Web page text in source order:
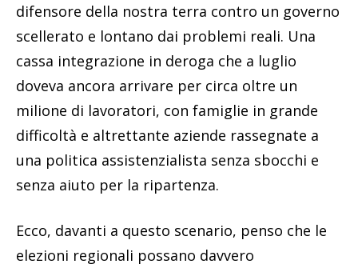
difensore della nostra terra contro un governo
scellerato e lontano dai problemi reali. Una
cassa integrazione in deroga che a luglio
doveva ancora arrivare per circa oltre un
milione di lavoratori, con famiglie in grande
difficoltà e altrettante aziende rassegnate a
una politica assistenzialista senza sbocchi e
senza aiuto per la ripartenza.
Ecco, davanti a questo scenario, penso che le
elezioni regionali possano davvero